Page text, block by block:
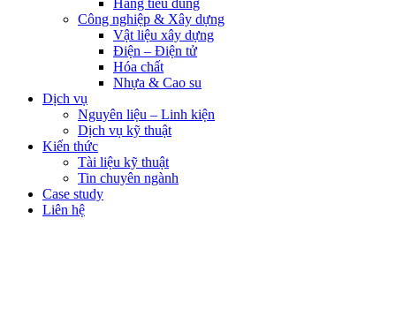
Hàng tiêu dùng
Công nghiệp & Xây dựng
Vật liệu xây dựng
Điện – Điện tử
Hóa chất
Nhựa & Cao su
Dịch vụ
Nguyên liệu – Linh kiện
Dịch vụ kỹ thuật
Kiến thức
Tài liệu kỹ thuật
Tin chuyên ngành
Case study
Liên hệ